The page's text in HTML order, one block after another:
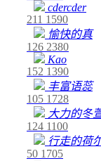
cdercder
211 1590
愉快的真
126 2380
Kao
152 1390
丰富语蕊
105 1728
大力的冬
124 1100
行走的荷
50 1705